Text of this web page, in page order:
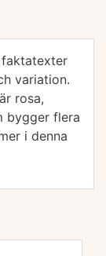
faktatexter
variation.
rosa,
bygger flera
i denna